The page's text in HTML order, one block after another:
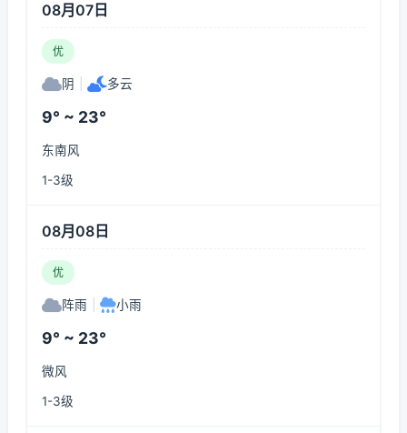
08月07日
优
阴 多云
9° ~ 23°
东南风
1-3级
08月08日
优
阵雨 小雨
9° ~ 23°
微风
1-3级